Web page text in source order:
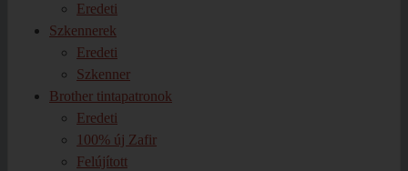
Eredeti
Szkennerek
Eredeti
Szkenner
Brother tintapatronok
Eredeti
100% új Zafir
Felújított